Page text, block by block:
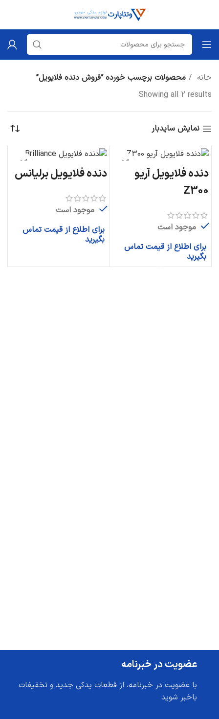
خانه
محصولات برچسب خورده “فروش دنده فلایویل”
Showing all 2 results
نمایش سایدبار
دنده فلایویل آریو
Z300
موجود است
برای اطلاع از قیمت تماس
بگیرید
دنده فلایویل برلیانس
موجود است
برای اطلاع از قیمت تماس
بگیرید
عضویت در خبرنامه
با عضویت در خبرنامه، از قطعات یدکی جدید و تخفیفات
باخبر شوید